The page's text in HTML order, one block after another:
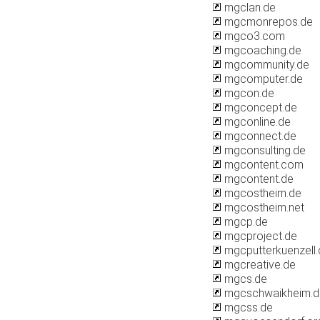
mgclan.de
mgcmonrepos.de
mgco3.com
mgcoaching.de
mgcommunity.de
mgcomputer.de
mgcon.de
mgconcept.de
mgconline.de
mgconnect.de
mgconsulting.de
mgcontent.com
mgcontent.de
mgcostheim.de
mgcostheim.net
mgcp.de
mgcproject.de
mgcreative.de
mgcs.de
mgcss.de